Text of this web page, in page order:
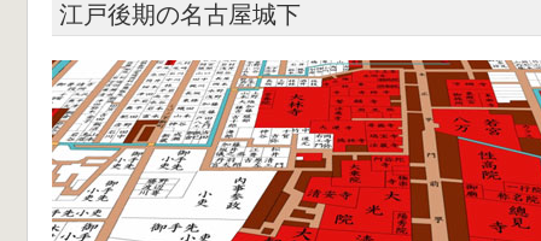
江戸後期の名古屋城下